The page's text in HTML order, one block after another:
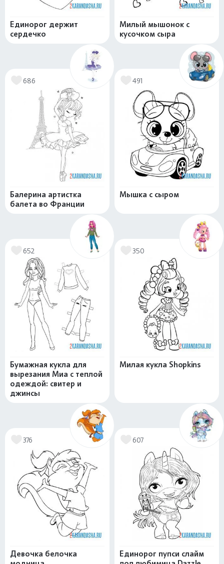
Единорог держит
сердечко
Милый мышонок с
кусочком сыра
686
Балерина артистка
балета во Франции
491
Мышка с сыром
652
Бумажная кукла для
вырезания Миа с теплой
одеждой: свитер и
джинсы
350
Милая кукла Shopkins
376
Девочка белочка
607
Единорог пупси слайм